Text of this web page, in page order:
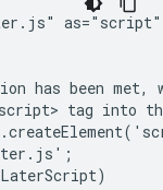
has been met,
tag into